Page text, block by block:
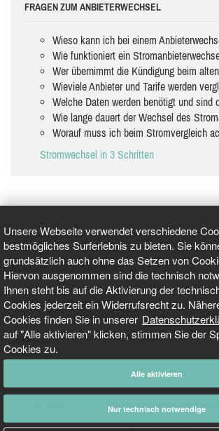
Unsere Webseite verwendet verschiedene
bestmögliches Surferlebnis zu bieten. Sie
grundsätzlich auch ohne das Setzen von
Hiervon ausgenommen sind die technisch
Ihnen steht bis auf die Aktivierung der
Cookies jederzeit ein Widerrufsrecht zu.
Cookies finden Sie in unserer
auf "Alle aktivieren" klicken, stimmen Sie der
Cookies zu.
Alle aktivieren
Nur technisch notwendige
FRAGEN ZUM ANBIETERWECHSEL
Wieso kann ich bei einem
Wie funktioniert ein
Wer übernimmt die Kündigung beim
Wieviele Anbieter und Tarife werden
Welche Daten werden benötigt und sind
Wie lange dauert der Wechsel des
Worauf muss ich beim Stromvergleich
Stromwechsel in 3 Schritten
GEPRÜFT UND ZERTIFIZIERT
AKTUELLE NACHRICHTEN
TARIFO.DE
Alle Inhalte unterliegen